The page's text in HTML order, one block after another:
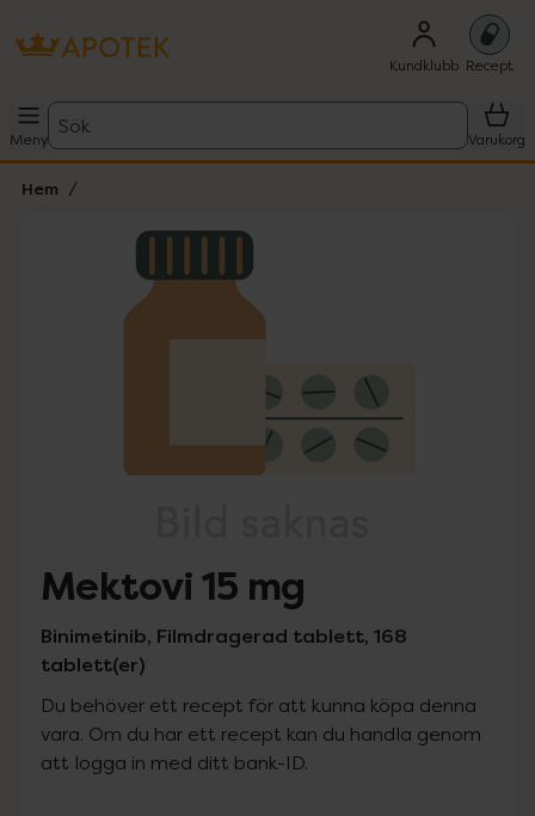
Kundklubb Recept
Meny
Sök
Varukorg
Hem
Lista: . Innehåller 1 objekt.
Mektovi 15 mg
Binimetinib, Filmdragerad tablett, 168
tablett(er)
Du behöver ett recept för att kunna köpa denna
vara. Om du har ett recept kan du handla genom
att logga in med ditt bank-ID.